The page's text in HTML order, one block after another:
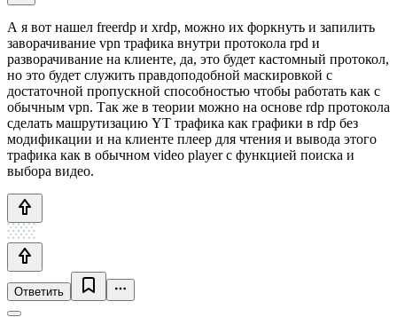
А я вот нашел freerdp и xrdp, можно их форкнуть и запилить
заворачивание vpn трафика внутри протокола rpd и
разворачивание на клиенте, да, это будет кастомный протокол,
но это будет служить правдоподобной маскировкой с
достаточной пропускной способностью чтобы работать как с
обычным vpn. Так же в теории можно на основе rdp протокола
сделать машрутизацию YT трафика как графики в rdp без
модификации и на клиенте плеер для чтения и вывода этого
трафика как в обычном video player с функцией поиска и
выбора видео.
Ответить